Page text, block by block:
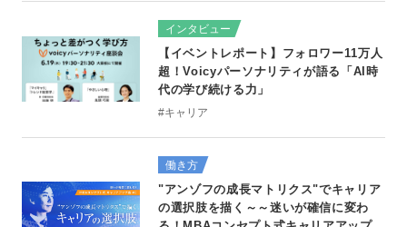
インタビュー
【イベントレポート】フォロワー11万人
超！Voicyパーソナリティが語る「AI時
代の学び続ける力」
#キャリア
働き方
"アンゾフの成長マトリクス"でキャリア
の選択肢を描く～～迷いが確信に変わ